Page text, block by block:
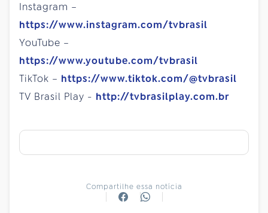
Instagram –
https://www.instagram.com/tvbrasil
YouTube –
https://www.youtube.com/tvbrasil
TikTok – https://www.tiktok.com/@tvbrasil
TV Brasil Play - http://tvbrasilplay.com.br
Compartilhe essa notícia